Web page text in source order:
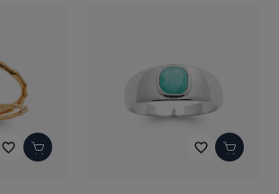
favorite_border favorite_border